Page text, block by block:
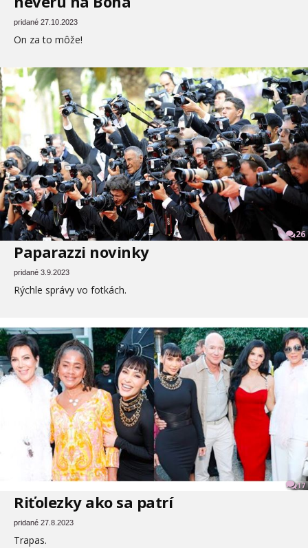
pridané 27.10.2023
On za to môže!
26
Paparazzi novinky
pridané 3.9.2023
Rýchle správy vo fotkách.
17
Riťolezky ako sa patrí
pridané 27.8.2023
Trapas.